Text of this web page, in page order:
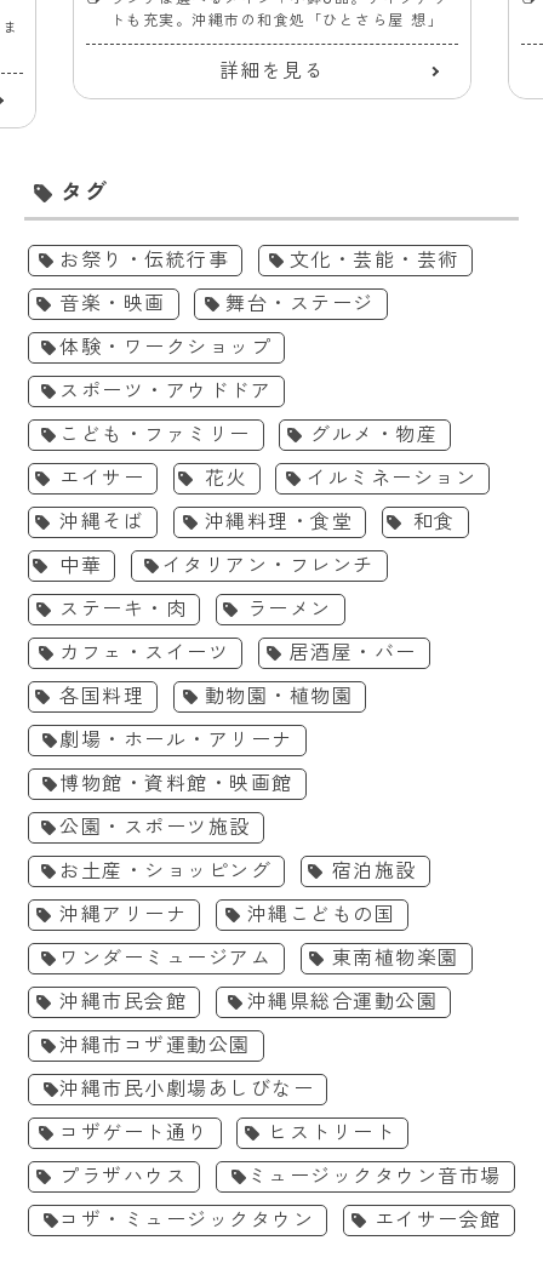
トも充実。沖縄市の和食処「ひとさら屋 想」
詳細を見る
タグ
お祭り・伝統行事
文化・芸能・芸術
音楽・映画
舞台・ステージ
体験・ワークショップ
スポーツ・アウドドア
こども・ファミリー
グルメ・物産
エイサー
花火
イルミネーション
沖縄そば
沖縄料理・食堂
和食
中華
イタリアン・フレンチ
ステーキ・肉
ラーメン
カフェ・スイーツ
居酒屋・バー
各国料理
動物園・植物園
劇場・ホール・アリーナ
博物館・資料館・映画館
公園・スポーツ施設
お土産・ショッピング
宿泊施設
沖縄アリーナ
沖縄こどもの国
ワンダーミュージアム
東南植物楽園
沖縄市民会館
沖縄県総合運動公園
沖縄市コザ運動公園
沖縄市民小劇場あしびなー
コザゲート通り
ヒストリート
プラザハウス
ミュージックタウン音市場
コザ・ミュージックタウン
エイサー会館